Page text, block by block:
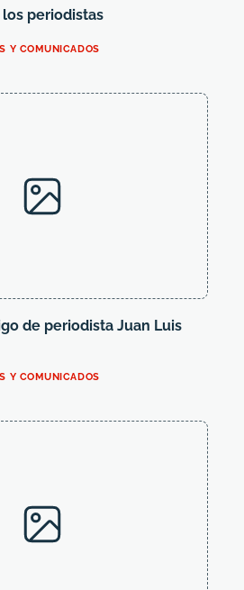
los periodistas
Y COMUNICADOS
de periodista Juan Luis
Y COMUNICADOS